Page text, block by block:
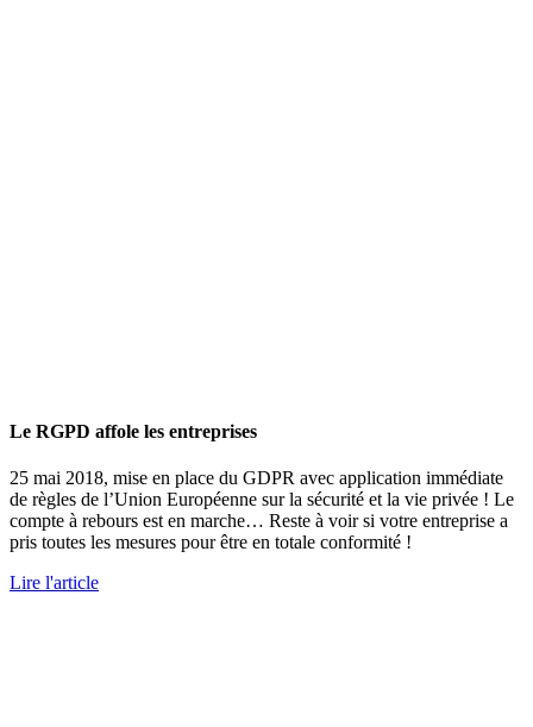
Le RGPD affole les entreprises
25 mai 2018, mise en place du GDPR avec application immédiate
de règles de l’Union Européenne sur la sécurité et la vie privée ! Le
compte à rebours est en marche… Reste à voir si votre entreprise a
pris toutes les mesures pour être en totale conformité !
Lire l'article